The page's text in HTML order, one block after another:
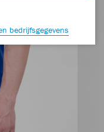
bedrijfsgegevens